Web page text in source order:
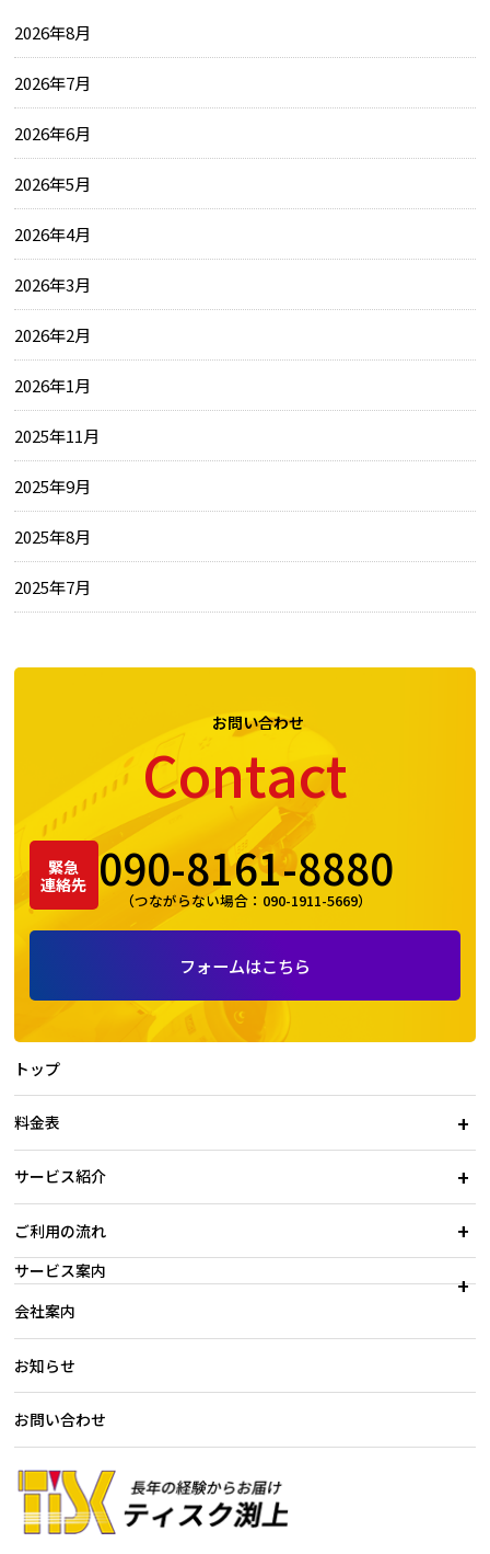
2026年8月
2026年7月
2026年6月
2026年5月
2026年4月
2026年3月
2026年2月
2026年1月
2025年11月
2025年9月
2025年8月
2025年7月
お問い合わせ
Contact
緊急
連絡先 090-8161-8880
（つながらない場合： 090-1911-5669）
フォームはこちら
トップ
料金表
サービス紹介
ご利用の流れ
サービス案内
会社案内
お知らせ
お問い合わせ